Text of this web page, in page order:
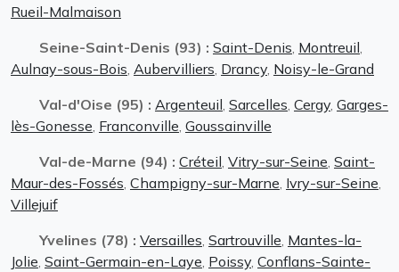
Rueil-Malmaison
Seine-Saint-Denis (93) : Saint-Denis Montreuil
Aulnay-sous-Bois Aubervilliers Drancy Noisy-le-Grand
Val-d'Oise (95) : Argenteuil Sarcelles Cergy Garges-
lès-Gonesse Franconville Goussainville
Val-de-Marne (94) : Créteil Vitry-sur-Seine Saint-
Maur-des-Fossés Champigny-sur-Marne Ivry-sur-Seine
Villejuif
Yvelines (78) : Versailles Sartrouville Mantes-la-
Jolie Saint-Germain-en-Laye Poissy Conflans-Sainte-